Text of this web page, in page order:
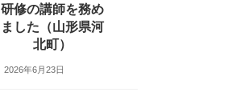
研修の講師を務め
ました（山形県河
北町）
2026年6月23日